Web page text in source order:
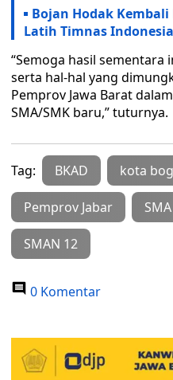
Bojan Hodak
Latih Timnas
“Semoga hasil
serta hal-hal yang
Pemprov Jawa Barat
SMA/SMK baru,” tuturnya.
Tag: BKAD kota
Pemprov Jabar SMA
SMAN 12
0 Komentar